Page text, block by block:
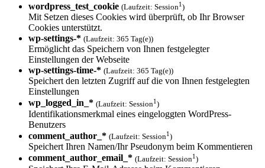
wordpress_test_cookie (Laufzeit: Session1)
Mit Setzen dieses Cookies wird überprüft, ob Ihr Browser
Cookies unterstützt.
wp-settings-* (Laufzeit: 365 Tag(e))
Ermöglicht das Speichern von Ihnen festgelegter
Einstellungen der Webseite
wp-settings-time-* (Laufzeit: 365 Tag(e))
Speichert den letzten Zugriff auf die von Ihnen festgelegten
Einstellungen
wp_logged_in_* (Laufzeit: Session1)
Identifikationsmerkmal eines eingeloggten WordPress-
Benutzers
comment_author_* (Laufzeit: Session1)
Speichert Ihren Namen/Ihr Pseudonym beim Kommentieren
comment_author_email_* (Laufzeit: Session1)